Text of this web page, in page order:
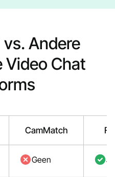
Andere
Video Chat
CamMatch
Geen Ja